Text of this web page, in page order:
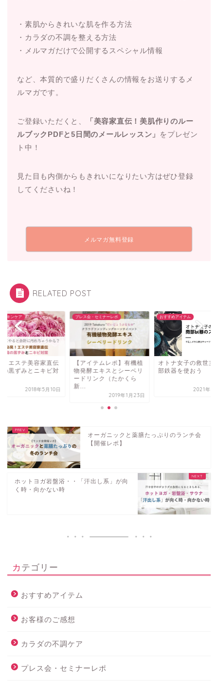
・素肌からきれいな肌を作る方法
・カラダの不調を整える方法
・メルマガだけで公開するスペシャル情報
など、本質的で盛りだくさんの情報をお送りするメ
ルマガです。
ご登録いただくと、
「美容家直伝！美肌作りのルー
ルブックPDFと5日間のメールレッスン」
をプレゼン
ト中！
見た目も内側からもきれいになりたい方はぜひ登録
してくださいね！
メルマガ無料登録
RELATED POST
会・セミナーレポ
イテムレポ】有機植
酵エキスとシーベリ
おすすめアイテム
オトナ女子の救世主！南
部鉄器を使おう
大人のスキンケア
必見！エステ美容家
【鼻の黒ずみとニキ
2018年5
オーガニックと薬膳たっぷりのランチ会
【開催レポ】
ホットヨガ岩盤浴・・「汗出し系」が向
く時・向かない時
カテゴリー
おすすめアイテム
お客様のご感想
カラダの不調ケア
プレス会・セミナーレポ